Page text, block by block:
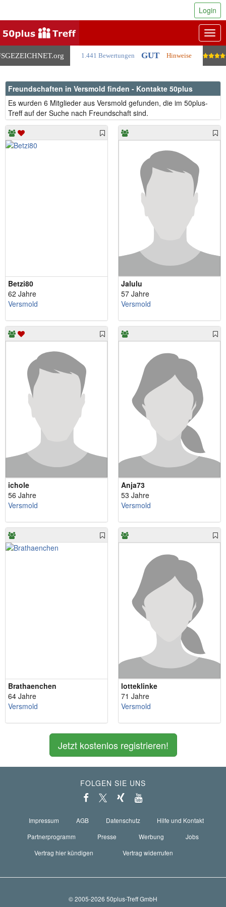
.org 1.441 Bewertungen GUT Hinweise
Login
Freundschaften in Versmold finden - Kontakte 50plus
Es wurden 6 Mitglieder aus Versmold gefunden, die im 50plus-
Treff auf der Suche nach Freundschaft sind.
Betzi80
62 Jahre
Versmold
Jalulu
57 Jahre
Versmold
ichole
56 Jahre
Versmold
Anja73
53 Jahre
Versmold
Brathaenchen
64 Jahre
Versmold
lotteklinke
71 Jahre
Versmold
Jetzt kostenlos registrieren!
FOLGEN SIE UNS
Impressum AGB Datenschutz
Hilfe und Kontakt
Partnerprogramm
Presse Werbung
Jobs
Vertrag hier kündigen
Vertrag widerrufen
© 2005-2026 50plus-Treff GmbH